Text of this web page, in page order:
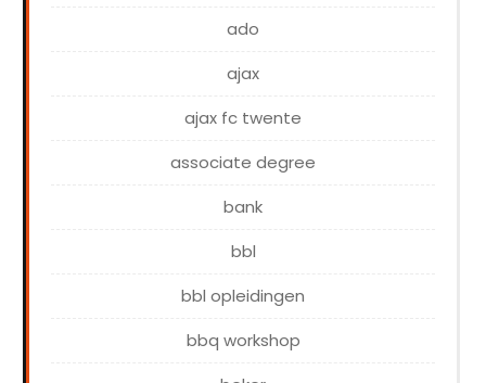
ado
ajax
ajax fc twente
associate degree
bank
bbl
bbl opleidingen
bbq workshop